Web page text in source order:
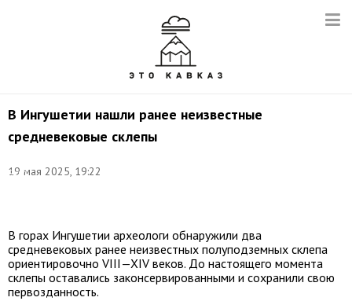
В Ингушетии нашли ранее неизвестные
средневековые склепы
19 мая 2025, 19:22
Якуб
В горах Ингушетии археологи обнаружили два
средневековых ранее неизвестных полуподземных склепа
ориентировочно VIII—XIV веков. До настоящего момента
склепы оставались законсервированными и сохранили свою
первозданность.